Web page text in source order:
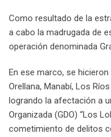
Como resultado de la
a cabo la madrugada de
operación denominada
En ese marco, se
Orellana, Manabí, Los
logrando la afectación a
Organizada (GDO) “Los
cometimiento de delitos